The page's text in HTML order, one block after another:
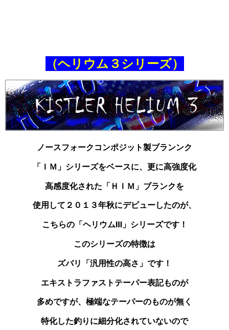
（ヘリウム３シリーズ）
ノースフォークコンポジット製ブランンク
「ＩＭ」シリーズをベースに、更に高強度化
高感度化された「ＨＩＭ」ブランクを
使用して２０１３年秋にデビューしたのが、
こちらの「ヘリウムⅢ」シリーズです！
このシリーズの特徴は
ズバリ「汎用性の高さ」です！
エキストラファストテーパー表記ものが
多めですが、 極端なテーパーのものが無く
特化した釣りに細分化されていないので